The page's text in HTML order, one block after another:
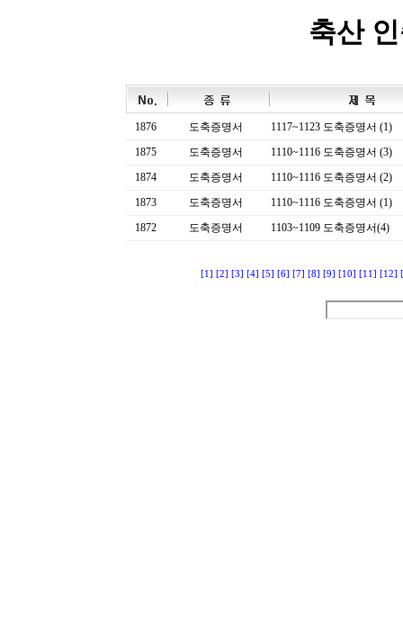
축산
1876 도축증명서
1117~1123 도축증명서 (1)
1875
도축증명서
1110~1116 도축증명서 (3)
1874
도축증명서
1110~1116 도축증명서 (2)
1873
도축증명서
1110~1116 도축증명서 (1)
1872
도축증명서 1103~1109 도축증명서(4)
[1] [2] [3] [4] [5] [6] [7] [8] [9] [10] [11] [12]